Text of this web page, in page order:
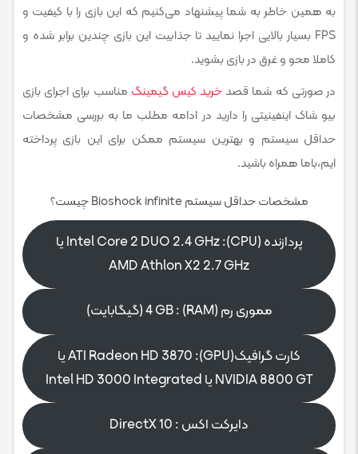
به همین خاطر به شما پیشنهاد می‌کنیم که این بازی را با کیفیت و
FPS بسیار بالایی اجرا نمایید تا جذابیت این بازی چندین برابر شده و
کاملا محو و غرق در بازی بشوید.
در صورتی که شما قصد خرید کیس گیمینگ مناسب برای اجرای بازی
بیو شاک اینفینیتی را دارید در ادامه مطلب ما به بررسی مشخصات
حداقل سیستم و بهترین سیستم ممکن برای این بازی پرداخته
ایم،باما همراه باشید.
مشخصات حداقل سیستم Bioshock infinite چیست؟
پردازنده (CPU): Intel Core 2 DUO 2.4 GHz یا
AMD Athlon X2 2.7 GHz
مموری رم (RAM) : 4 GB (گیگابایت)
کارت گرافیک(GPU): ATI Radeon HD 3870 یا
NVIDIA 8800 GT یا Intel HD 3000 Integrated
دایرکت اکس : DirectX 10